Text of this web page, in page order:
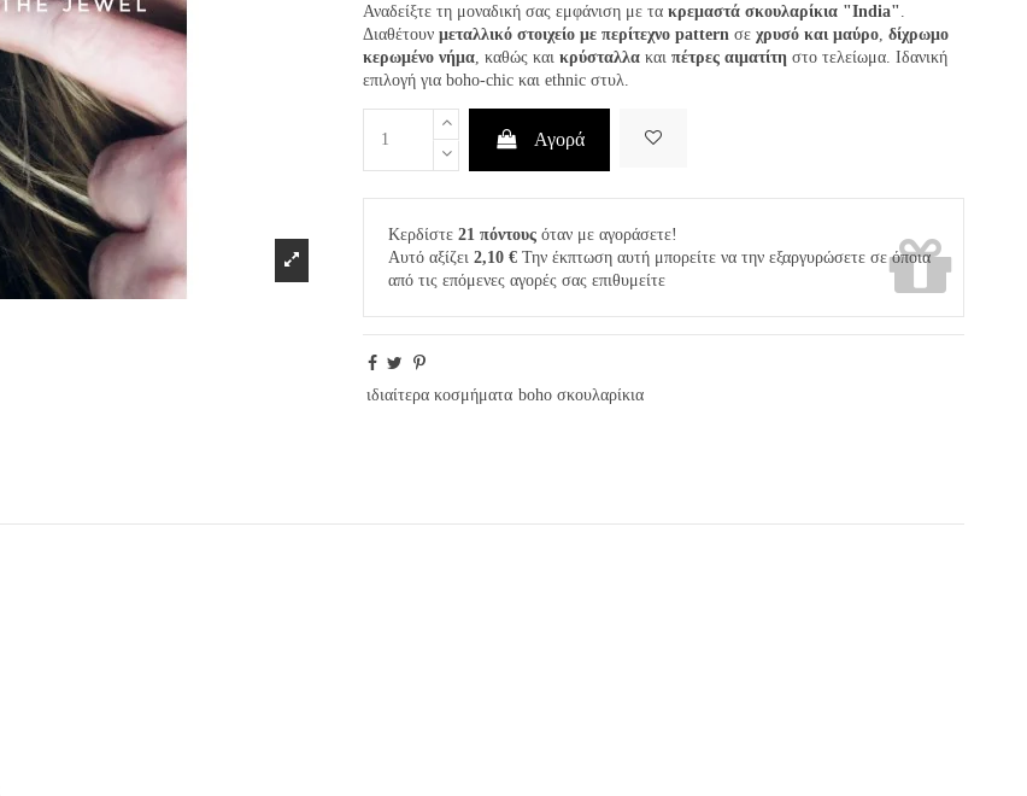
Αναδείξτε τη μοναδική σας εμφάνιση με τα κρεμαστά σκουλαρίκια "India"
Διαθέτουν μεταλλικό στοιχείο με περίτεχνο pattern σε χρυσό και μαύρο, δίχρωμο
κερωμένο νήμα, καθώς και κρύσταλλακαι πέτρες αιματίτη στο τελείωμα. Ιδανική
επιλογή για boho-chic και ethnic στυλ.
Αγορά
Κερδίστε 21 πόντουςόταν με αγοράσετε!
Αυτό αξίζει 2,10 €Την έκπτωση αυτή μπορείτε να την εξαργυρώσετε σε όποια
από τις επόμενες αγορές σας επιθυμείτε
ιδιαίτερα κοσμήματα boho σκουλαρίκια